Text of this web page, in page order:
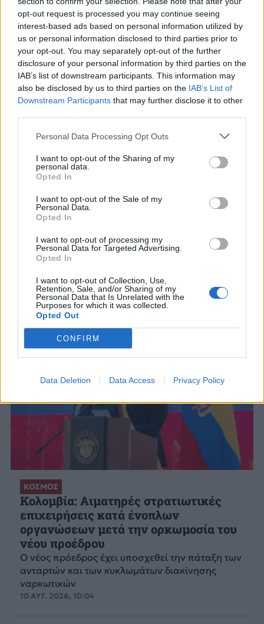
opt-out request is processed you may continue seeing
interest-based ads based on personal information utilized by
us or personal information disclosed to third parties prior to
your opt-out. You may separately opt-out of the further
disclosure of your personal information by third parties on the
IAB’s list of downstream participants. This information may
also be disclosed by us to third parties on the IAB’s List of
Downstream Participants that may further disclose it to other
Personal Data Processing Opt Outs
I want to opt-out of the Sharing of my
personal data.
Opted In
I want to opt-out of the Sale of my
Personal Data.
Opted In
I want to opt-out of processing my
Personal Data for Targeted Advertising.
Opted In
I want to opt-out of Collection, Use,
Retention, Sale, and/or Sharing of my
Personal Data that Is Unrelated with the
Purposes for which it was collected.
Opted Out
CONFIRM
Data Deletion Data Access Privacy Policy
Πορτογαλία
προετοιμάζονται τα πρώτα
ελληνικά πληρώματα
όρους του για
ξανανοίξουν
Ορμούζ
ΔΙΑΦΗΜΙΣΗ
ΣΧΕΤΙΚΑ ΑΡΘΡΑ
ΚΟΣΜΟΣ
Κολομβία: Αιματηρές στρατιωτικές
επιχειρήσεις κατά ένοπλων
οργανώσεων μετά την ορκωμοσία του
νέου προέδρου
Ο νέος πρόεδρος έχει υποσχεθεί την πάταξη των
ανταρτών και των κυκλωμάτων διακίνησης
ναρκωτικών
10 ΑΥΓ. 2026, 10:04